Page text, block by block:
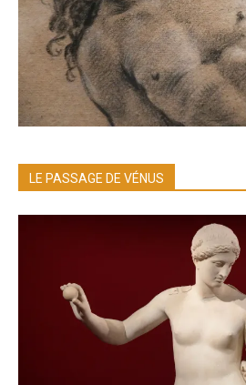
LE PASSAGE DE VÉNUS